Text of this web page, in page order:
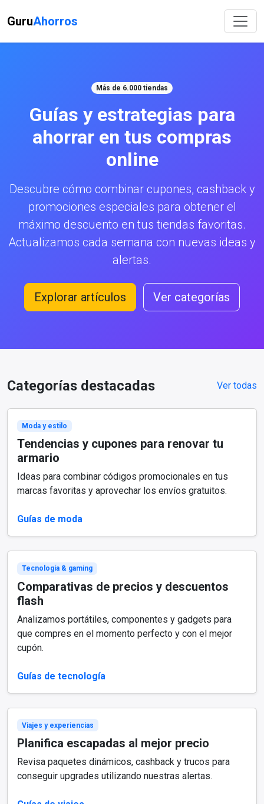
GuruAhorros
Más de 6.000 tiendas
Guías y estrategias para
ahorrar en tus compras
online
Descubre cómo combinar cupones, cashback y
promociones especiales para obtener el
máximo descuento en tus tiendas favoritas.
Actualizamos cada semana con nuevas ideas y
alertas.
Explorar artículos Ver categorías
Categorías destacadas Ver todas
Moda y estilo
Tendencias y cupones para renovar tu
armario
Ideas para combinar códigos promocionales en tus
marcas favoritas y aprovechar los envíos gratuitos.
Guías de moda
Tecnología & gaming
Comparativas de precios y descuentos
flash
Analizamos portátiles, componentes y gadgets para
que compres en el momento perfecto y con el mejor
cupón.
Guías de tecnología
Viajes y experiencias
Planifica escapadas al mejor precio
Revisa paquetes dinámicos, cashback y trucos para
conseguir upgrades utilizando nuestras alertas.